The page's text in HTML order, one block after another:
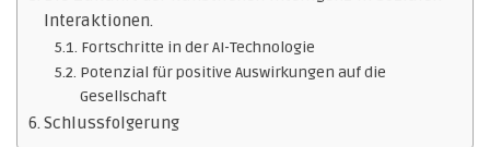
Interaktionen.
Fortschritte in der AI-Technologie
Potenzial für positive Auswirkungen auf die
Gesellschaft
Schlussfolgerung